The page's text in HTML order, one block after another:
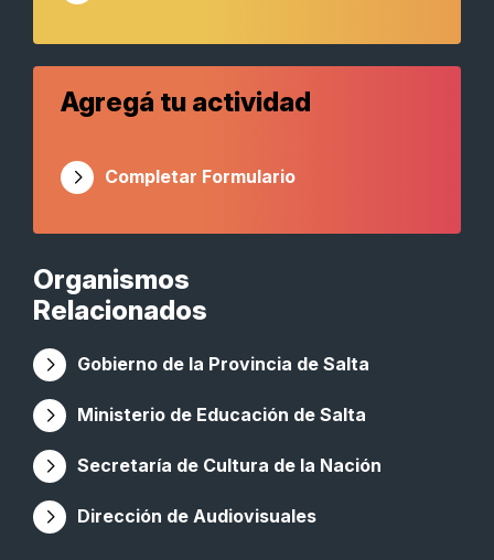
Organismos
Relacionados
Gobierno de la Provincia de Salta
Ministerio de Educación de Salta
Secretaría de Cultura de la Nación
Dirección de Audiovisuales
Agregá tu actividad
Completar Formulario